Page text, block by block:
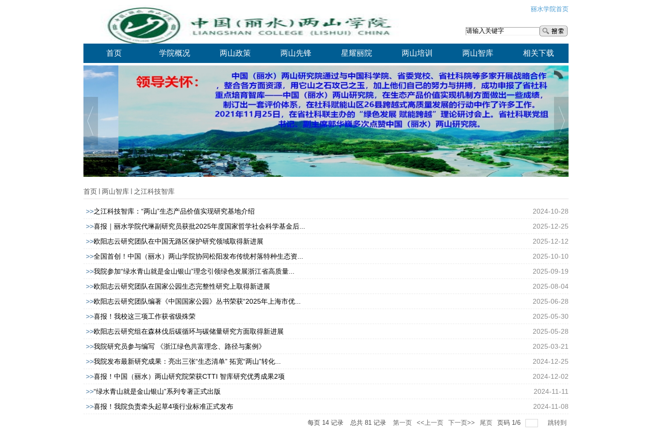
丽水学院首页
首页 学院概况 两山政策 两山先锋 星耀丽院 两山培训 两山智库 相关下载
首页 两山智库 之江科技智库
>>之江科技智库：“两山”生态产品价值实现研究基地介绍
2024-10-28
>>喜报｜丽水学院代琳副研究员获批2025年度国家哲学社会科学基金后...
2025-12-25
>>欧阳志云研究团队在中国无路区保护研究领域取得新进展
2025-12-12
>>全国首创！中国（丽水）两山学院协同松阳发布传统村落特种生态资...
2025-10-10
>>我院参加“绿水青山就是金山银山”理念引领绿色发展浙江省高质量...
2025-09-19
>>欧阳志云研究团队在国家公园生态完整性研究上取得新进展
2025-08-04
>>欧阳志云研究团队编著《中国国家公园》丛书荣获“2025年上海市优...
2025-06-28
>>喜报！我校这三项工作获省级殊荣
2025-05-30
>>欧阳志云研究组在森林伐后碳循环与碳储量研究方面取得新进展
2025-05-28
>>我院研究员参与编写 《浙江绿色共富理念、路径与案例》
2025-03-21
>>我院发布最新研究成果：亮出三张“生态清单” 拓宽“两山”转化...
2024-12-25
>>喜报！中国（丽水）两山研究院荣获CTTI 智库研究优秀成果2项
2024-12-02
>>“绿水青山就是金山银山”系列专著正式出版
2024-11-11
>>喜报！我院负责牵头起草4项行业标准正式发布 2024-11-08
每页 14 记录 总共 81 记录 第一页 <<上一页 下一页>> 尾页 页码 1/6 跳转到